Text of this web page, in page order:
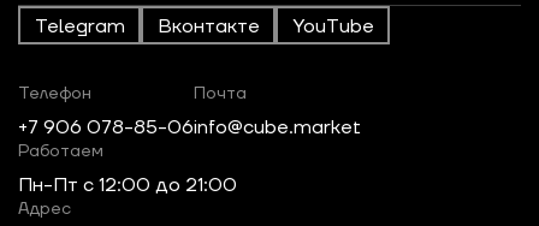
Telegram Вконтакте YouTube
Телефон
+7 906 078-85-06
Почта
info@cube.market
Работаем
Пн-Пт c 12:00 до 21:00
Адрес